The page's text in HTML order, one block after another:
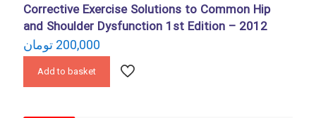
Corrective Exercise Solutions to Common Hip
and Shoulder Dysfunction 1st Edition – 2012
200,000 تومان
Add to basket